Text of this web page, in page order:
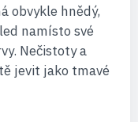
obvykle hnědý,
namísto své
Nečistoty a
jevit jako tmavé